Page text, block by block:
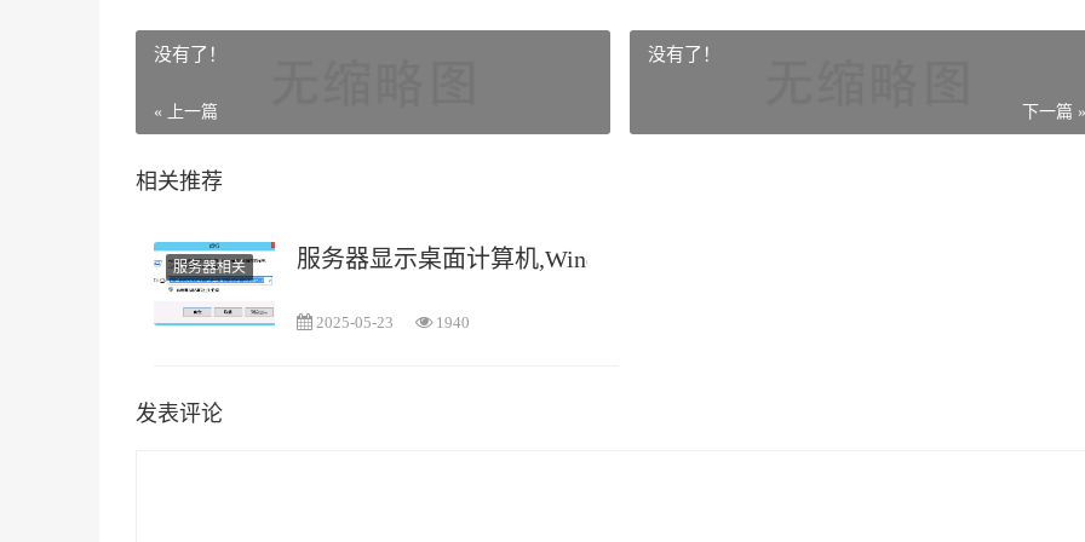
没有了！
« 上一篇
没有了！
下一篇 »
相关推荐
服务器相关 服务器显示桌面计算机,Windows Server 桌面显示我的电脑图标
2025-05-23 1940
发表评论